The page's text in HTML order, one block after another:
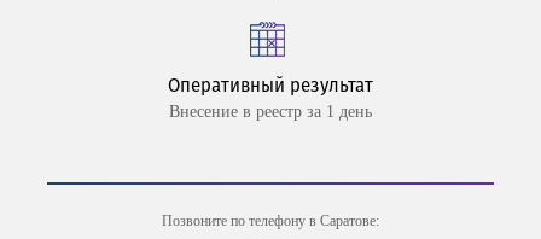
Оперативный результат
Внесение в реестр за 1 день
Позвоните по телефону в Саратове: